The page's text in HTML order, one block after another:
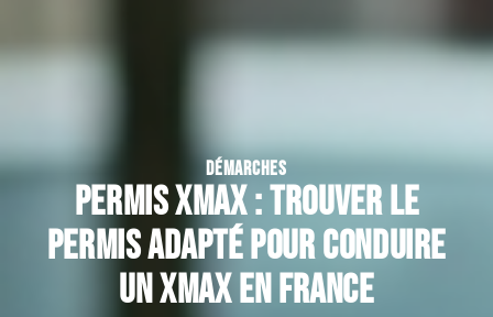
DÉMARCHES
Permis Xmax : trouver le
permis adapté pour conduire
un Xmax en France